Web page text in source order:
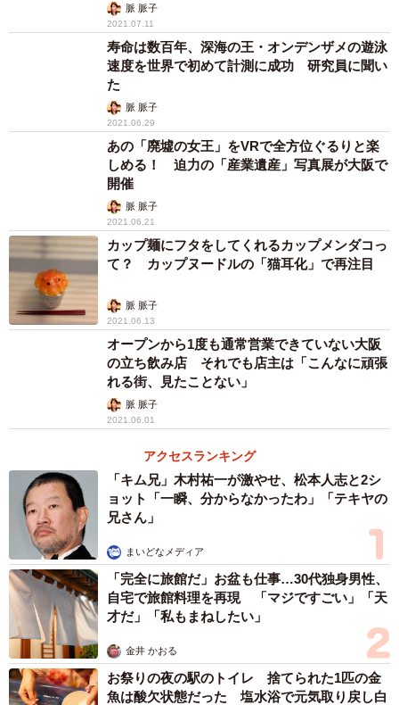
脈 脈子
2021.07.11
寿命は数百年、深海の王・オンデンザメの遊泳
速度を世界で初めて計測に成功 研究員に聞い
た
脈 脈子
2021.06.29
あの「廃墟の女王」をVRで全方位ぐるりと楽
しめる！ 迫力の「産業遺産」写真展が大阪で
開催
脈 脈子
2021.06.21
カップ麺にフタをしてくれるカップメンダコっ
て？ カップヌードルの「猫耳化」で再注目
脈 脈子
2021.06.13
オープンから1度も通常営業できていない大阪
の立ち飲み店 それでも店主は「こんなに頑張
れる街、見たことない」
脈 脈子
2021.06.01
になれるアクセサリー」 笑えるグッズがゾク
ゾク！気になる作者に聞いた
脈 脈子
2021.05.16
銀色に妖しく光る体に赤いヒレ、肛門から墨を
出すのが必殺技！？ 富山湾で揚がった謎の珍
魚「アカナマダ」
脈 脈子
2021.04.16
アクセスランキング
「キム兄」木村祐一が激やせ、松本人志と2シ
ョット「一瞬、分からなかったわ」「テキヤの